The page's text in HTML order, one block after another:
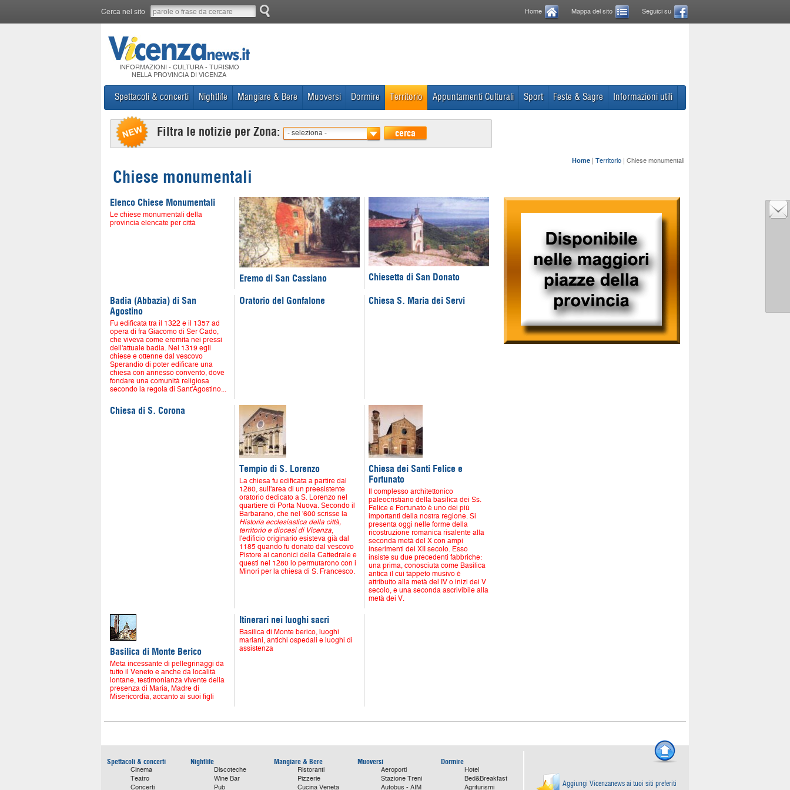
Cerca nel sito Home Mappa del sito Seguici su
INFORMAZIONI - CULTURA - TURISMO
NELLA PROVINCIA DI VICENZA
Spettacoli & concerti Nightlife Mangiare & Bere Muoversi Dormire Territorio Appuntamenti Culturali Sport Feste & Sagre Informazioni utili
Filtra le notizie per Zona: - seleziona - cerca
Home | Territorio | Chiese monumentali
Chiese monumentali
Elenco Chiese Monumentali
Le chiese monumentali della
provincia elencate per città
Eremo di San Cassiano
Chiesetta di San Donato
Badia (Abbazia) di San
Agostino
Fu edificata tra il 1322 e il 1357 ad
opera di fra Giacomo di Ser Cado,
che viveva come eremita nei pressi
dell'attuale badia. Nel 1319 egli
chiese e ottenne dal vescovo
Sperandio di poter edificare una
chiesa con annesso convento, dove
fondare una comunità religiosa
secondo la regola di Sant'Agostino...
Oratorio del Gonfalone Chiesa S. Maria dei Servi
Chiesa di S. Corona
Tempio di S. Lorenzo
La chiesa fu edificata a partire dal
1280, sull'area di un preesistente
oratorio dedicato a S. Lorenzo nel
quartiere di Porta Nuova. Secondo il
Barbarano, che nel '600 scrisse la
Historia ecclesiastica della città,
territorio e diocesi di Vicenza,
l'edificio originario esisteva già dal
1185 quando fu donato dal vescovo
Pistore ai canonici della Cattedrale e
questi nel 1280 lo permutarono con i
Minori per la chiesa di S. Francesco.
Chiesa dei Santi Felice e
Fortunato
Il complesso architettonico
paleocristiano della basilica dei Ss.
Felice e Fortunato è uno dei più
importanti della nostra regione. Si
presenta oggi nelle forme della
ricostruzione romanica risalente alla
seconda metà del X con ampi
inserimenti dei XII secolo. Esso
insiste su due precedenti fabbriche:
una prima, conosciuta come Basilica
antica il cui tappeto musivo è
attribuito alla metà del IV o inizi dei V
secolo, e una seconda ascrivibile alla
metà dei V.
Basilica di Monte Berico
Meta incessante di pellegrinaggi da
tutto il Veneto e anche da località
lontane, testimonianza vivente della
presenza di Maria, Madre di
Misericordia, accanto ai suoi figli
Itinerari nei luoghi sacri
Basilica di Monte berico, luoghi
mariani, antichi ospedali e luoghi di
assistenza
Spettacoli & concerti
Cinema
Teatro
Concerti
Nightlife
Discoteche
Wine Bar
Pub
Mangiare & Bere
Ristoranti
Pizzerie
Cucina Veneta
Muoversi
Aeroporti
Stazione Treni
Autobus - AIM
Dormire
Hotel
Bed&Breakfast
Agriturismi
Aggiungi Vicenzanews ai tuoi siti preferiti